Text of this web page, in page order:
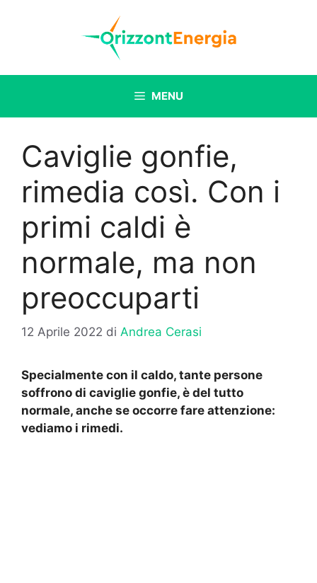
MENU
Caviglie gonfie,
rimedia così. Con i
primi caldi è
normale, ma non
preoccuparti
12 Aprile 2022 di Andrea Cerasi
Specialmente con il caldo, tante persone
soffrono di caviglie gonfie, è del tutto
normale, anche se occorre fare attenzione:
vediamo i rimedi.